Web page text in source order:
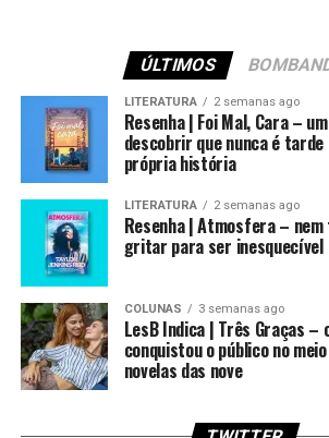
ÚLTIMOS
LITERATURA 2 semanas ago
Resenha | Foi Mal, Cara –
descobrir que nunca é
própria história
LITERATURA 2 semanas ago
Resenha | Atmosfera –
gritar para ser inesquecível
COLUNAS 3 semanas ago
LesB Indica | Três Graças –
conquistou o público no
novelas das nove